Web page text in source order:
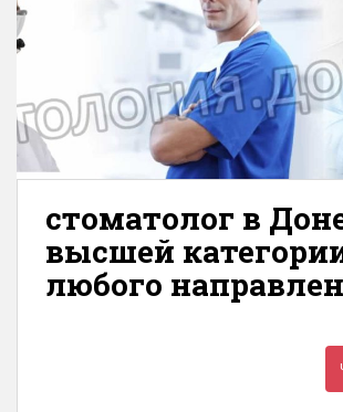
стоматолог в
высшей
любого